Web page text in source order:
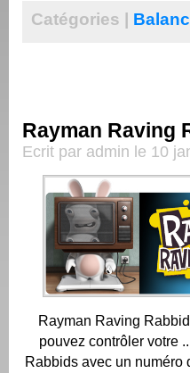
Catégories |
Rayman Raving
Ecrit par admin le 10
Rayman Raving
pouvez contrôler votre
Rabbids avec un numéro